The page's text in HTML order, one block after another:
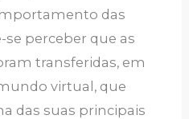
das
se perceber que as
transferidas, em
virtual, que
das suas principais